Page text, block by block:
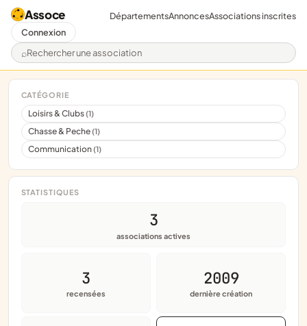
Assoce
Rechercher une association
DépartementsAnnoncesAssociations inscrites
Connexion
CATÉGORIE
Loisirs & Clubs(1)
Chasse & Peche(1)
Communication(1)
STATISTIQUES
3
associations actives
3
recensées
2009
dernière création